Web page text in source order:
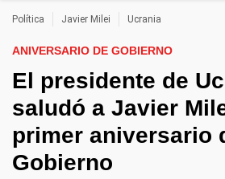
Política Javier Milei Ucrania
ANIVERSARIO DE GOBIERNO
El presidente de
saludó a Javier
primer aniversario
Gobierno